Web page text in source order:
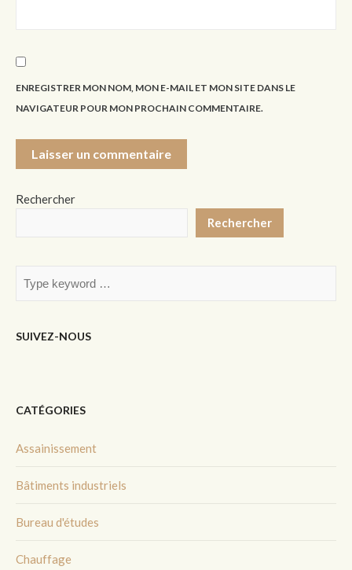
ENREGISTRER MON NOM, MON E-MAIL ET MON SITE DANS LE
NAVIGATEUR POUR MON PROCHAIN COMMENTAIRE.
Rechercher
Rechercher
SUIVEZ-NOUS
CATÉGORIES
Assainissement
Bâtiments industriels
Bureau d'études
Chauffage